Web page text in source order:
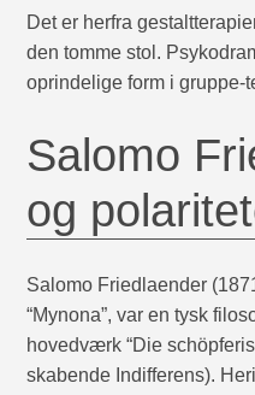
Det er herfra
den tomme stol.
oprindelige form i gruppe-
Salomo
og
Salomo Friedlaender
“Mynona”, var en tysk
hovedværk “Die
skabende Indifferens).